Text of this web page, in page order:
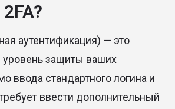
аутентификация) — это
защиты ваших
ввода стандартного логина и
ввести дополнительный